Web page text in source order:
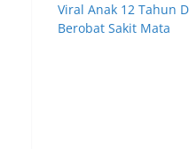
Viral Anak 12 Tahun
Berobat Sakit Mata